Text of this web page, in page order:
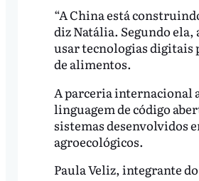
“A China está
diz Natália. Segundo
usar tecnologias digitais
de alimentos.
A parceria internacional
linguagem de código
sistemas desenvolvidos
agroecológicos.
Paula Veliz, integrante